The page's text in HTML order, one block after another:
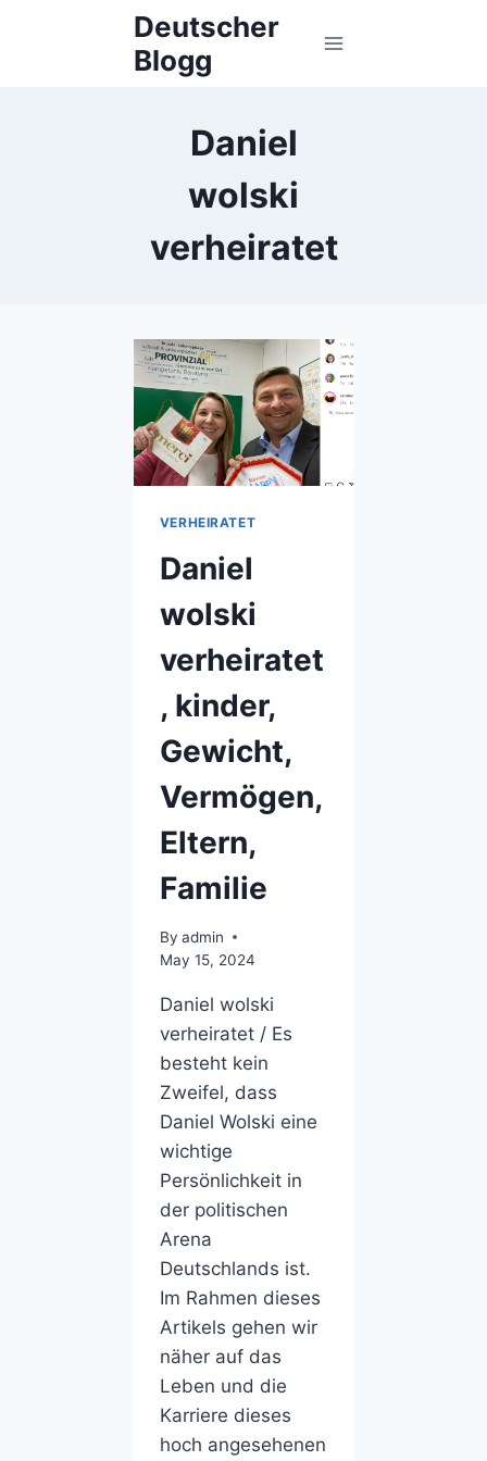
Deutscher
Blogg
Daniel
wolski
verheiratet
VERHEIRATET
Daniel
wolski
verheiratet
, kinder,
Gewicht,
Vermögen,
Eltern,
Familie
By admin
May 15, 2024
Daniel wolski
verheiratet / Es
besteht kein
Zweifel, dass
Daniel Wolski eine
wichtige
Persönlichkeit in
der politischen
Arena
Deutschlands ist.
Im Rahmen dieses
Artikels gehen wir
näher auf das
Leben und die
Karriere dieses
hoch angesehenen